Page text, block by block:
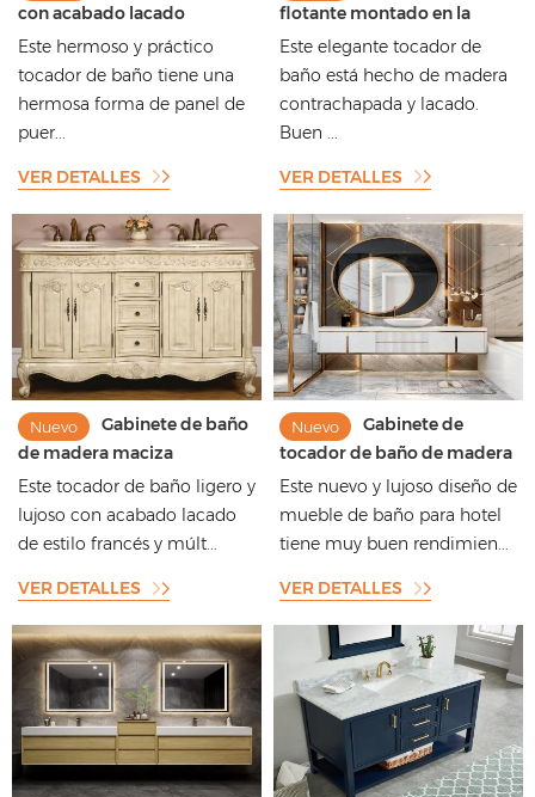
con acabado lacado
amarillo de alta calidad con
bonitas molduras en la
puerta
Este hermoso y práctico
tocador de baño tiene una
hermosa forma de panel de
puer...
VER DETALLES
flotante montado en la
pared de madera sólida de
la laca ligera de la moda
realista
Este elegante tocador de
baño está hecho de madera
contrachapada y lacado.
Buen ...
VER DETALLES
Nuevo
Gabinete de baño
de madera maciza
intrincadamente tallada de
estilo francés de lujo ligero
con acabado envejecido
Este tocador de baño ligero y
lujoso con acabado lacado
de estilo francés y múlt...
VER DETALLES
Nuevo
Gabinete de
tocador de baño de madera
maciza blanca de alta
calidad con estilo de hotel
de lujo
Este nuevo y lujoso diseño de
mueble de baño para hotel
tiene muy buen rendimien...
VER DETALLES